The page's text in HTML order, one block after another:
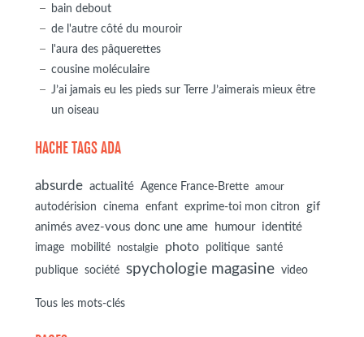
bain debout
de l'autre côté du mouroir
l'aura des pâquerettes
cousine moléculaire
J’ai jamais eu les pieds sur Terre J’aimerais mieux être
un oiseau
HACHE TAGS ADA
absurde actualité Agence France-Brette amour
autodérision cinema enfant exprime-toi mon citron
gif
animés avez-vous donc une ame
humour identité
image mobilité nostalgie photo politique
santé
publique
société spychologie magasine video
Tous les mots-clés